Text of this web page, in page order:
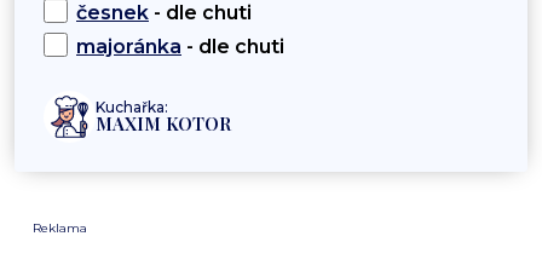
česnek - dle chuti
majoránka - dle chuti
Kuchařka:
MAXIM KOTOR
Reklama